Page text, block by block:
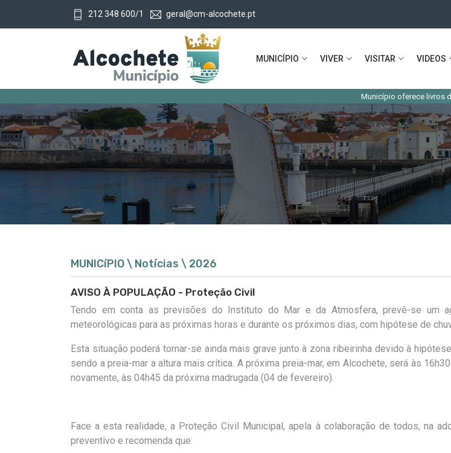
212 348 600/1 geral@cm-alcochete.pt
MUNICÍPIO VIVER VISITAR VIDEOS
Município oferece livros de fichas
MUNICíPIO \ Notícias \ 2026
AVISO À POPULAÇÃO - Proteção Civil
Tendo em conta as previsões do Instituto do Mar e da Atmosfera, prevê-se um
meteorológicas para as próximas horas e durante os próximos dias, com hipótese de
Esta situação poderá tornar-se ainda mais grave junto à zona ribeirinha devido à
sendo a preia-mar a altura mais crítica. A próxima preia-mar, em Alcochete, será às
novamente, às 04h45 da próxima madrugada (04 de fevereiro).
Face a esta realidade, a Proteção Civil Municipal, apela à colaboração de todos, na
preventivo e recomenda que: